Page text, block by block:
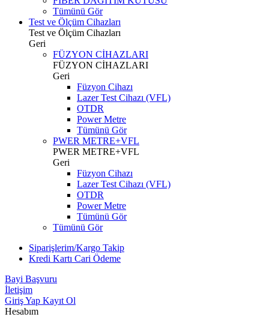
Tümünü Gör
Test ve Ölçüm Cihazları
Test ve Ölçüm Cihazları
Geri
FÜZYON CİHAZLARI
FÜZYON CİHAZLARI
Geri
Füzyon Cihazı
Lazer Test Cihazı (VFL)
OTDR
Power Metre
Tümünü Gör
PWER METRE+VFL
PWER METRE+VFL
Geri
Füzyon Cihazı
Lazer Test Cihazı (VFL)
OTDR
Power Metre
Tümünü Gör
Tümünü Gör
Siparişlerim/Kargo Takip
Kredi Kartı Cari Ödeme
Bayi Başvuru
İletişim
Giriş Yap Kayıt Ol
Hesabım